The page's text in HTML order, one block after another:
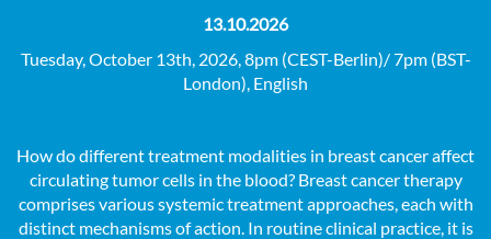
13.10.2026
Tuesday, October 13th, 2026, 8pm (CEST-Berlin)/ 7pm (BST-
London), English
How do different treatment modalities in breast cancer affect
circulating tumor cells in the blood? Breast cancer therapy
comprises various systemic treatment approaches, each with
distinct mechanisms of action. In routine clinical practice, it is